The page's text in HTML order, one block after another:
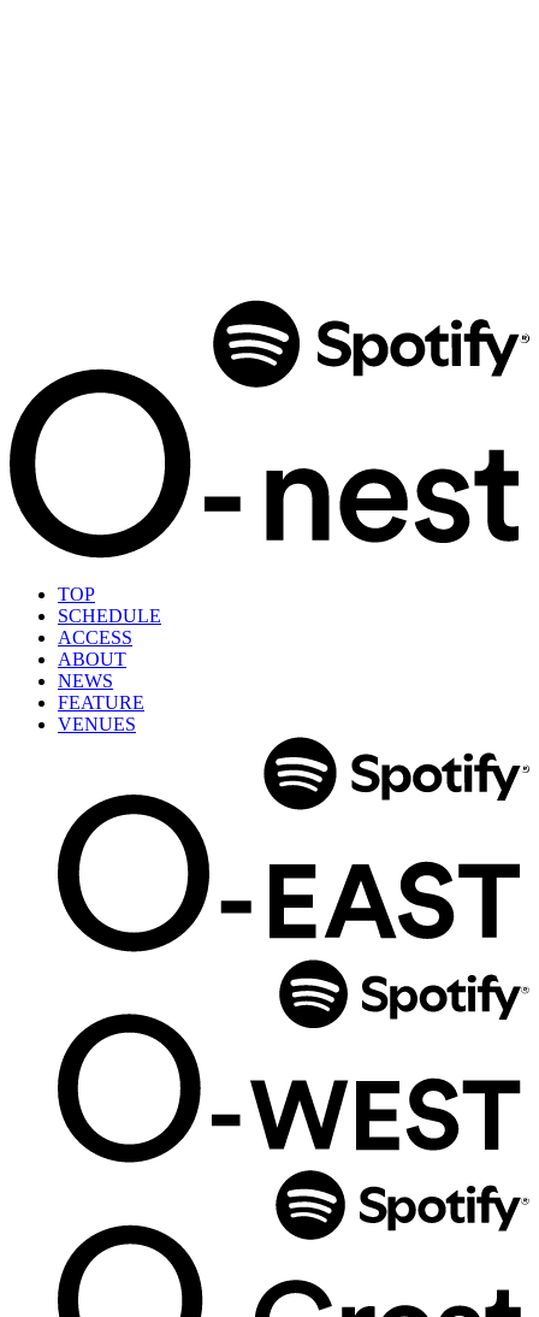
TOP
SCHEDULE
ACCESS
ABOUT
NEWS
FEATURE
VENUES